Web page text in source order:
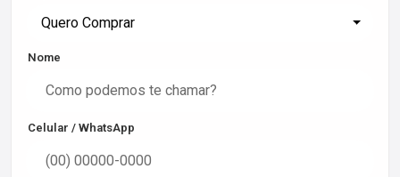
Quero Comprar
Nome
Celular / WhatsApp